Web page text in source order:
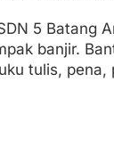
5 Batang
banjir.
tulis,